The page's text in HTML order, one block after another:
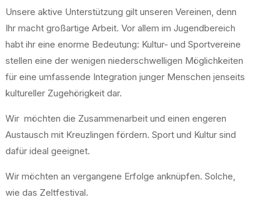
Unsere aktive Unterstützung gilt unseren Vereinen, denn
Ihr macht großartige Arbeit. Vor allem im Jugendbereich
habt ihr eine enorme Bedeutung: Kultur- und Sportvereine
stellen eine der wenigen niederschwelligen Möglichkeiten
für eine umfassende Integration junger Menschen jenseits
kultureller Zugehörigkeit dar.
Wir möchten die Zusammenarbeit und einen engeren
Austausch mit Kreuzlingen fördern. Sport und Kultur sind
dafür ideal geeignet.
Wir möchten an vergangene Erfolge anknüpfen. Solche,
wie das Zeltfestival.